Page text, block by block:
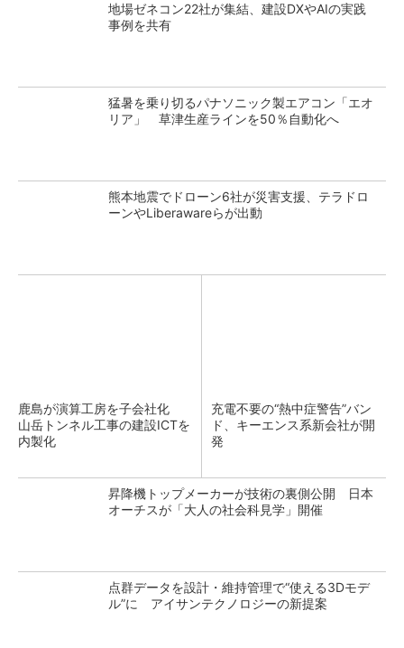
地場ゼネコン22社が集結、建設DXやAIの実践
事例を共有
猛暑を乗り切るパナソニック製エアコン「エオ
リア」 草津生産ラインを50％自動化へ
熊本地震でドローン6社が災害支援、テラドロ
ーンやLiberawareらが出動
鹿島が演算工房を子会社化
山岳トンネル工事の建設ICTを
内製化
充電不要の“熱中症警告”バン
ド、キーエンス系新会社が開
発
昇降機トップメーカーが技術の裏側公開 日本
オーチスが「大人の社会科見学」開催
点群データを設計・維持管理で“使える3Dモデ
ル”に アイサンテクノロジーの新提案